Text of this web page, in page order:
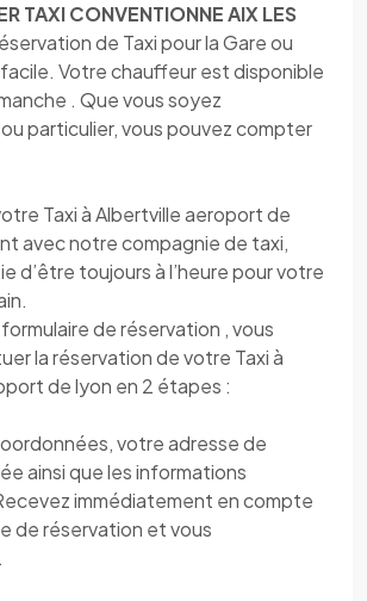
TAXI CONVENTIONNE AIX LES
de Taxi pour la Gare ou
Votre chauffeur est disponible
. Que vous soyez
particulier, vous pouvez compter
Taxi à Albertville aeroport de
avec notre compagnie de taxi,
d’être toujours à l’heure pour votre
de réservation , vous
la réservation de votre Taxi à
de lyon en 2 étapes :
votre adresse de
ainsi que les informations
immédiatement en compte
de réservation et vous